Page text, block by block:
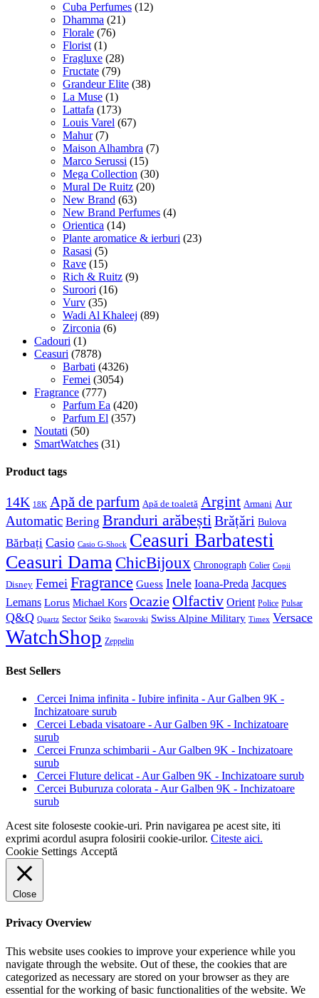
Cuba Perfumes (12)
Dhamma (21)
Florale (76)
Florist (1)
Fragluxe (28)
Fructate (79)
Grandeur Elite (38)
La Muse (1)
Lattafa (173)
Louis Varel (67)
Mahur (7)
Maison Alhambra (7)
Marco Serussi (15)
Mega Collection (30)
Mural De Ruitz (20)
New Brand (63)
New Brand Perfumes (4)
Orientica (14)
Plante aromatice & ierburi (23)
Rasasi (5)
Rave (15)
Rich & Ruitz (9)
Suroori (16)
Vurv (35)
Wadi Al Khaleej (89)
Zirconia (6)
Cadouri (1)
Ceasuri (7878)
Barbati (4326)
Femei (3054)
Fragrance (777)
Parfum Ea (420)
Parfum El (357)
Noutati (50)
SmartWatches (31)
Product tags
14K 18K Apă de parfum Apă de toaletă Argint Armani Aur
Automatic Bering Branduri arăbeștiBrățări Bulova
Bărbați Casio Casio G-Shock Ceasuri Barbatesti
Ceasuri DamaChicBijoux Chronograph Colier Copii
Disney Femei Fragrance Guess Inele Ioana-Preda Jacques
Lemans Lorus Michael Kors Ocazie Olfactiv Orient Police Pulsar
Q&Q Quartz Sector Seiko Swarovski Swiss Alpine Military Timex Versace
WatchShop Zeppelin
Best Sellers
Cercei Inima infinita - Iubire infinita - Aur Galben 9K -
Inchizatoare surub
Cercei Lebada visatoare - Aur Galben 9K - Inchizatoare
surub
Cercei Frunza schimbarii - Aur Galben 9K - Inchizatoare
surub
Cercei Fluture delicat - Aur Galben 9K - Inchizatoare surub
Cercei Buburuza colorata - Aur Galben 9K - Inchizatoare
surub
Acest site foloseste cookie-uri. Prin navigarea pe acest site, iti
exprimi acordul asupra folosirii cookie-urilor. Citeste aici.
Cookie Settings Acceptă
Close
Privacy Overview
This website uses cookies to improve your experience while you
navigate through the website. Out of these, the cookies that are
categorized as necessary are stored on your browser as they are
essential for the working of basic functionalities of the website. We